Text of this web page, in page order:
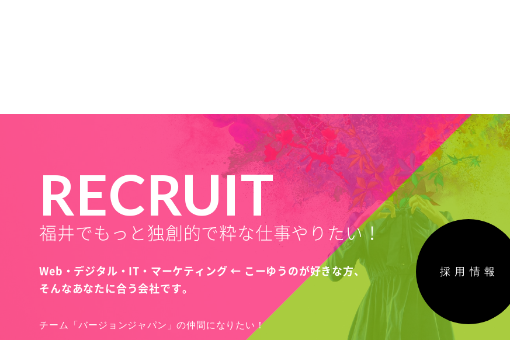
RECRUIT
福井でもっと独創的で粋な仕事やりたい！
Web・デジタル・IT・マーケティング ← こーゆうのが好きな方、
そんなあなたに合う会社です。
チーム「バージョンジャパン」の仲間になりたい！
採用情報